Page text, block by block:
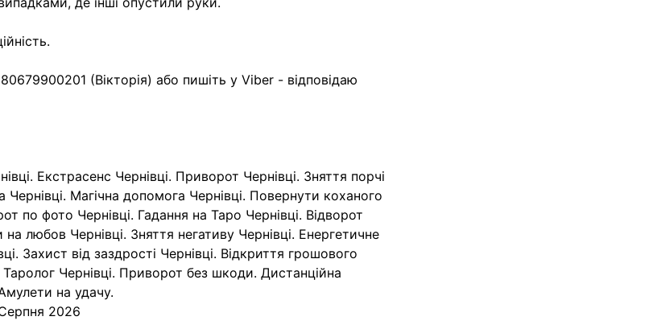
(Вікторія) або пишіть у Viber - відповідаю
Екстрасенс Чернівці. Приворот Чернівці. Зняття порчі
Чернівці. Магічна допомога Чернівці. Повернути коханого
по фото Чернівці. Гадання на Таро Чернівці. Відворот
на любов Чернівці. Зняття негативу Чернівці. Енергетичне
Захист від заздрості Чернівці. Відкриття грошового
Таролог Чернівці. Приворот без шкоди. Дистанційна
на удачу.
2026